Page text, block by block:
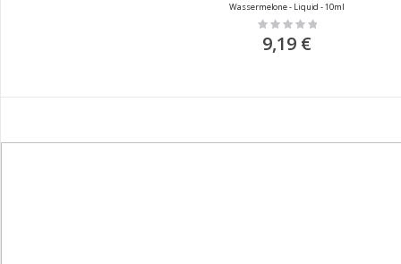
Wassermelone - Liquid - 10ml
Rating:
0%
9,19 €